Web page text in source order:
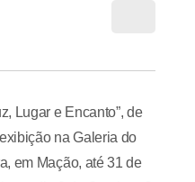
Lugar e Encanto”, de
na Galeria do
em Mação, até 31 de